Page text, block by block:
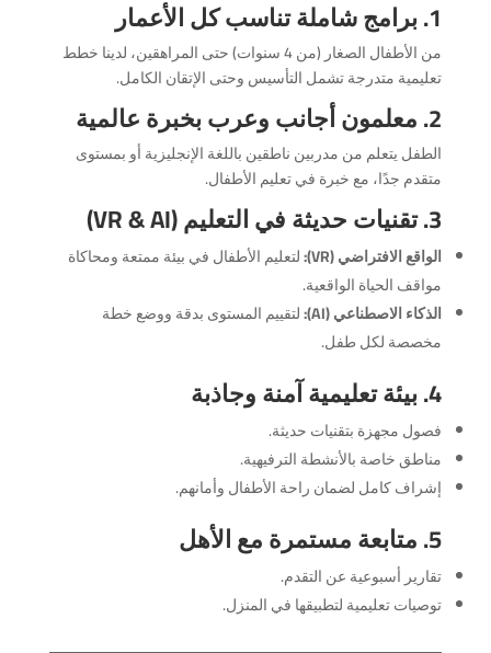
1. برامج شاملة تناسب كل الأعمار
من الأطفال الصغار (من 4 سنوات) حتى المراهقين، لدينا خطط
تعليمية متدرجة تشمل التأسيس وحتى الإتقان الكامل.
2. معلمون أجانب وعرب بخبرة عالمية
الطفل يتعلم من مدربين ناطقين باللغة الإنجليزية أو بمستوى
متقدم جدًا، مع خبرة في تعليم الأطفال.
3. تقنيات حديثة في التعليم (VR & AI)
الواقع الافتراضي (VR):
لتعليم الأطفال في بيئة ممتعة ومحاكاة
مواقف الحياة الواقعية.
الذكاء الاصطناعي (AI):
لتقييم المستوى بدقة ووضع خطة
مخصصة لكل طفل.
4. بيئة تعليمية آمنة وجاذبة
فصول مجهزة بتقنيات حديثة.
مناطق خاصة بالأنشطة الترفيهية.
إشراف كامل لضمان راحة الأطفال وأمانهم.
5. متابعة مستمرة مع الأهل
تقارير أسبوعية عن التقدم.
توصيات تعليمية لتطبيقها في المنزل.